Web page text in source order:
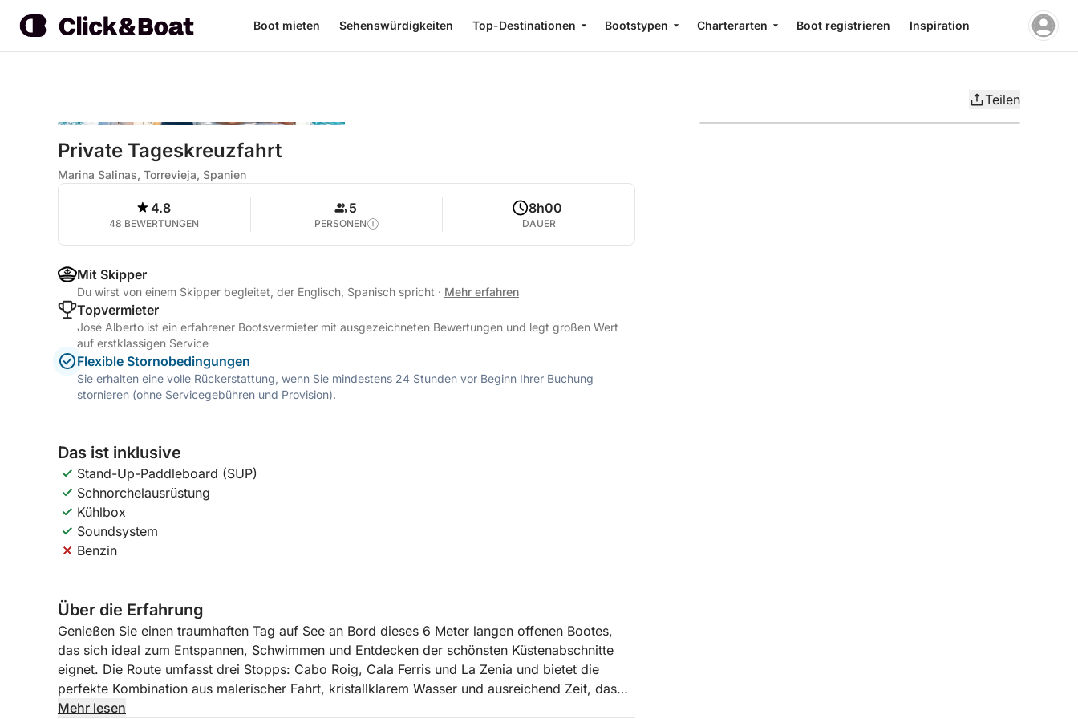
Boot mieten Sehenswürdigkeiten Top-Destinationen Bootstypen Charterarten Boot registrieren Inspiration
Teilen
Private Tageskreuzfahrt
Marina Salinas, Torrevieja, Spanien
4.8
48 BEWERTUNGEN
5
PERSONEN
8h00
DAUER
Mit Skipper
Du wirst von einem Skipper begleitet, der Englisch, Spanisch spricht · Mehr erfahren
Topvermieter
José Alberto ist ein erfahrener Bootsvermieter mit ausgezeichneten Bewertungen und legt großen Wert
auf erstklassigen Service
Flexible Stornobedingungen
Sie erhalten eine volle Rückerstattung, wenn Sie mindestens 24 Stunden vor Beginn Ihrer Buchung
stornieren (ohne Servicegebühren und Provision).
Das ist inklusive
Stand-Up-Paddleboard (SUP)
Schnorchelausrüstung
Kühlbox
Soundsystem
Benzin
Über die Erfahrung
Genießen Sie einen traumhaften Tag auf See an Bord dieses 6 Meter langen offenen Bootes,
das sich ideal zum Entspannen, Schwimmen und Entdecken der schönsten Küstenabschnitte
eignet. Die Route umfasst drei Stopps: Cabo Roig, Cala Ferris und La Zenia und bietet die
perfekte Kombination aus malerischer Fahrt, kristallklarem Wasser und ausreichend Zeit, das
Mittelmeer in vollen Zügen zu genießen.
Mehr lesen